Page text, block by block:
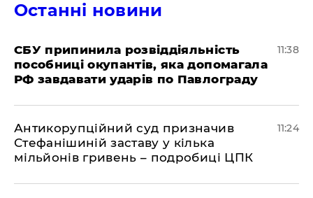
Останні новини
СБУ припинила розвіддіяльність
пособниці окупантів, яка допомагала
РФ завдавати ударів по Павлограду
11:38
Антикорупційний суд призначив
Стефанішиній заставу у кілька
мільйонів гривень – подробиці ЦПК
11:24